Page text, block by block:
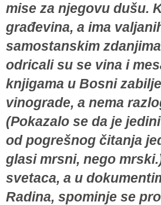
mise za njegovu dušu.
građevina, a ima
samostanskim
odricali su se vina i
knjigama u Bosni
vinograde, a nema
(Pokazalo se da je
od pogrešnog čitanja
glasi mrsni, nego
svetaca, a u
Radina, spominje se